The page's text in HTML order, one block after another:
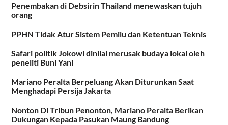
Penembakan di Debsirin Thailand menewaskan tujuh
orang
PPHN Tidak Atur Sistem Pemilu dan Ketentuan Teknis
Safari politik Jokowi dinilai merusak budaya lokal oleh
peneliti Buni Yani
Mariano Peralta Berpeluang Akan Diturunkan Saat
Menghadapi Persija Jakarta
Nonton Di Tribun Penonton, Mariano Peralta Berikan
Dukungan Kepada Pasukan Maung Bandung